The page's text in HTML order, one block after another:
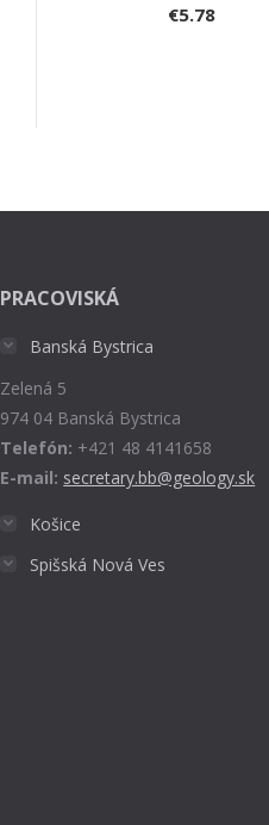
€5.78
PRACOVISKÁ
Banská Bystrica
Zelená 5
974 04 Banská Bystrica
Telefón: +421 48 4141658
E-mail: secretary.bb@geology.sk
Košice
Spišská Nová Ves